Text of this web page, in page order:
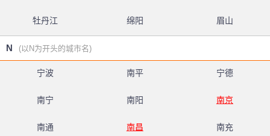
牡丹江 绵阳 眉山
N (以N为开头的城市名)
宁波 南平 宁德
南宁 南阳 南京
南通 南昌 南充